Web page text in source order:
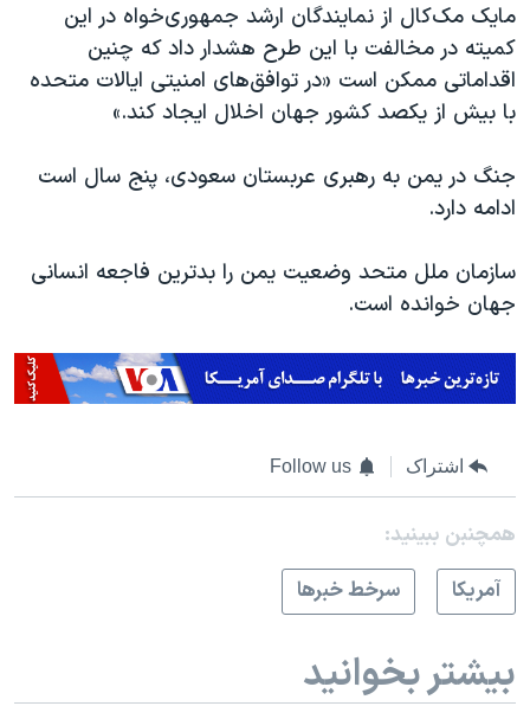
سفر پرزیدنت ترامپ به چین
مایک مک‌کال از نمایندگان ارشد جمهوری‌خواه در این
کمیته در مخالفت با این طرح هشدار داد که چنین
اقداماتی ممکن است «در توافق‌های امنیتی ایالات متحده
با بیش از یکصد کشور جهان اخلال ایجاد کند.»‌
جنگ در یمن به رهبری عربستان سعودی، پنج سال است
ادامه دارد.
سازمان ملل متحد وضعیت یمن را بدترین فاجعه انسانی
جهان خوانده است.
اشتراک Follow us
همچنبن ببینید:
آمريکا
سرخط خبرها
بیشتر بخوانید